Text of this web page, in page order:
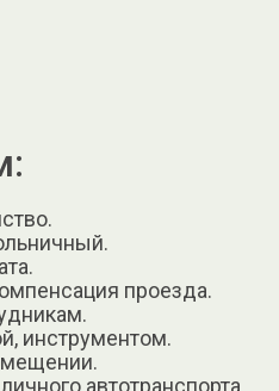
проезда.
инструментом.
автотранспорта.